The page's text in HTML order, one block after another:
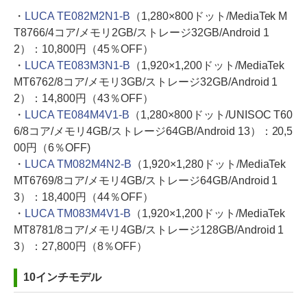
・ LUCA TE082M2N1-B （1,280×800ドット/MediaTek M
T8766/4コア/メモリ2GB/ストレージ32GB/Android 1
2）：10,800円（45％OFF）
・ LUCA TE083M3N1-B （1,920×1,200ドット/MediaTek
MT6762/8コア/メモリ3GB/ストレージ32GB/Android 1
2）：14,800円（43％OFF）
・ LUCA TE084M4V1-B （1,280×800ドット/UNISOC T60
6/8コア/メモリ4GB/ストレージ64GB/Android 13）：20,5
00円（6％OFF)
・ LUCA TM082M4N2-B （1,920×1,280ドット/MediaTek
MT6769/8コア/メモリ4GB/ストレージ64GB/Android 1
3）：18,400円（44％OFF）
・ LUCA TM083M4V1-B （1,920×1,200ドット/MediaTek
MT8781/8コア/メモリ4GB/ストレージ128GB/Android 1
3）：27,800円（8％OFF）
10インチモデル